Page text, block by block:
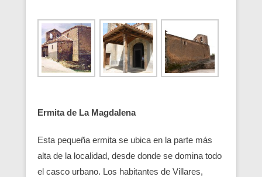
Ermita de La Magdalena
Esta pequeña ermita se ubica en la parte más
alta de la localidad, desde donde se domina todo
el casco urbano. Los habitantes de Villares,